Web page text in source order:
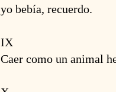
yo bebía, recuerdo.
IX
Caer como un animal